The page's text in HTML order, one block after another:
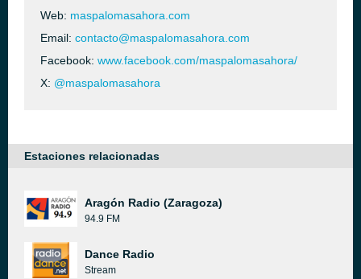
Web: maspalomasahora.com
Email: contacto@maspalomasahora.com
Facebook: www.facebook.com/maspalomasahora/
X: @maspalomasahora
Estaciones relacionadas
Aragón Radio (Zaragoza)
94.9 FM
Dance Radio
Stream